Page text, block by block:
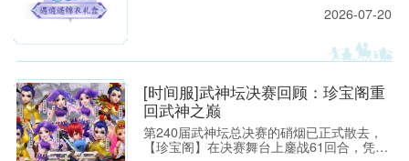
行的维护工作。预计维护时间为上午8:00至
戏时间，以免造成不必要的损失。
2026-07-20
[时间服]武神坛决赛回顾：珍宝阁重
回武神之巅
第240届武神坛总决赛的硝烟已正式散去，
【珍宝阁】在决赛舞台上鏖战61回合，凭借